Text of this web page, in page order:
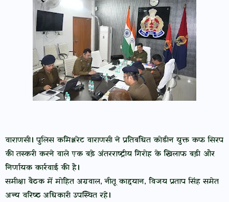
वाराणसी। पुलिस कमिश्नरेट वाराणसी ने प्रतिबंधित कोडीन युक्त कफ सिरप
की तस्करी करने वाले एक बड़े अंतरराष्ट्रीय गिरोह के खिलाफ बड़ी और
निर्णायक कार्रवाई की है।
समीक्षा बैठक में मोहित अग्रवाल, नीतू काद्दयान, विजय प्रताप सिंह समेत
अन्य वरिष्ठ अधिकारी उपस्थित रहे।